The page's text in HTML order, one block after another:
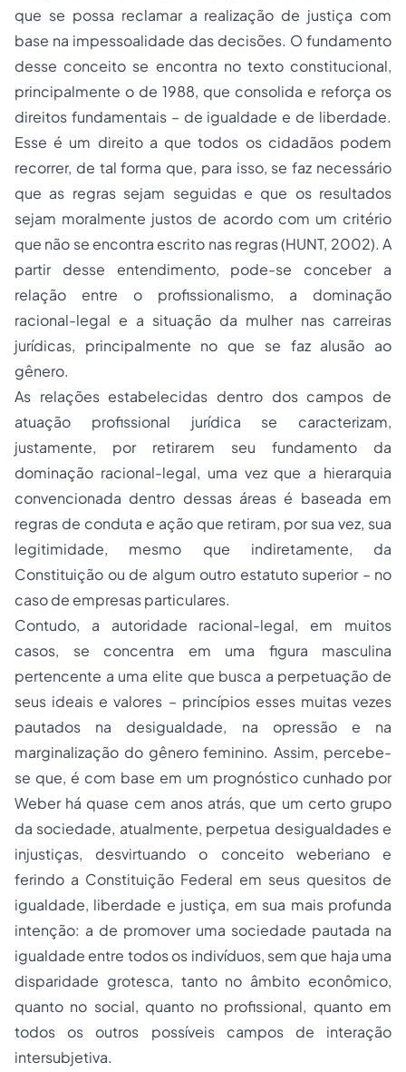
que se possa reclamar a realização de justiça com
base na impessoalidade das decisões. O fundamento
desse conceito se encontra no texto constitucional,
principalmente o de 1988, que consolida e reforça os
direitos fundamentais – de igualdade e de liberdade.
Esse é um direito a que todos os cidadãos podem
recorrer, de tal forma que, para isso, se faz necessário
que as regras sejam seguidas e que os resultados
sejam moralmente justos de acordo com um critério
que não se encontra escrito nas regras (HUNT, 2002). A
partir desse entendimento, pode-se conceber a
relação entre o profissionalismo, a dominação
racional-legal e a situação da mulher nas carreiras
jurídicas, principalmente no que se faz alusão ao
gênero.
As relações estabelecidas dentro dos campos de
atuação profissional jurídica se caracterizam,
justamente, por retirarem seu fundamento da
dominação racional-legal, uma vez que a hierarquia
convencionada dentro dessas áreas é baseada em
regras de conduta e ação que retiram, por sua vez, sua
legitimidade, mesmo que indiretamente, da
Constituição ou de algum outro estatuto superior – no
caso de empresas particulares.
Contudo, a autoridade racional-legal, em muitos
casos, se concentra em uma figura masculina
pertencente a uma elite que busca a perpetuação de
seus ideais e valores – princípios esses muitas vezes
pautados na desigualdade, na opressão e na
marginalização do gênero feminino. Assim, percebe-
se que, é com base em um prognóstico cunhado por
Weber há quase cem anos atrás, que um certo grupo
da sociedade, atualmente, perpetua desigualdades e
injustiças, desvirtuando o conceito weberiano e
ferindo a Constituição Federal em seus quesitos de
igualdade, liberdade e justiça, em sua mais profunda
intenção: a de promover uma sociedade pautada na
igualdade entre todos os indivíduos, sem que haja uma
disparidade grotesca, tanto no âmbito econômico,
quanto no social, quanto no profissional, quanto em
todos os outros possíveis campos de interação
intersubjetiva.